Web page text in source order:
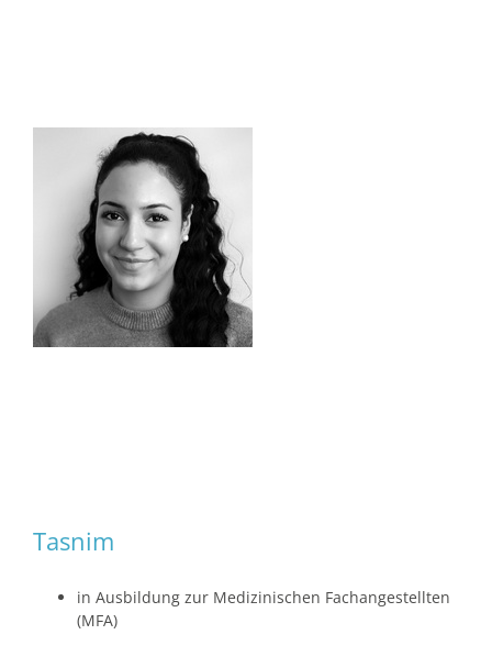
Tasnim
in Ausbildung zur Medizinischen Fachangestellten
(MFA)